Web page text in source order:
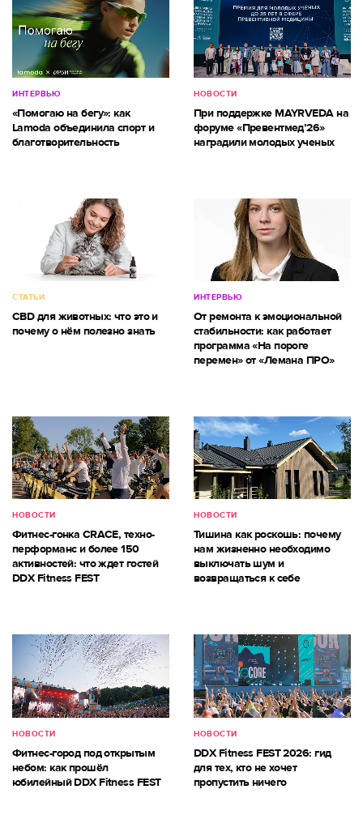
ИНТЕРВЬЮ
«Помогаю на бегу»: как
Lamoda объединила спорт и
благотворительность
НОВОСТИ
При поддержке MAYRVEDA на
форуме «Превентмед’26»
наградили молодых ученых
СТАТЬИ
CBD для животных: что это и
почему о нём полезно знать
ИНТЕРВЬЮ
От ремонта к эмоциональной
стабильности: как работает
программа «На пороге
перемен» от «Лемана ПРО»
НОВОСТИ
Фитнес-гонка CRACE, техно-
перформанс и более 150
активностей: что ждет гостей
DDX Fitness FEST
НОВОСТИ
Тишина как роскошь: почему
нам жизненно необходимо
выключать шум и
возвращаться к себе
НОВОСТИ
Фитнес-город под открытым
небом: как прошёл
юбилейный DDX Fitness FEST
НОВОСТИ
DDX Fitness FEST 2026: гид
для тех, кто не хочет
пропустить ничего